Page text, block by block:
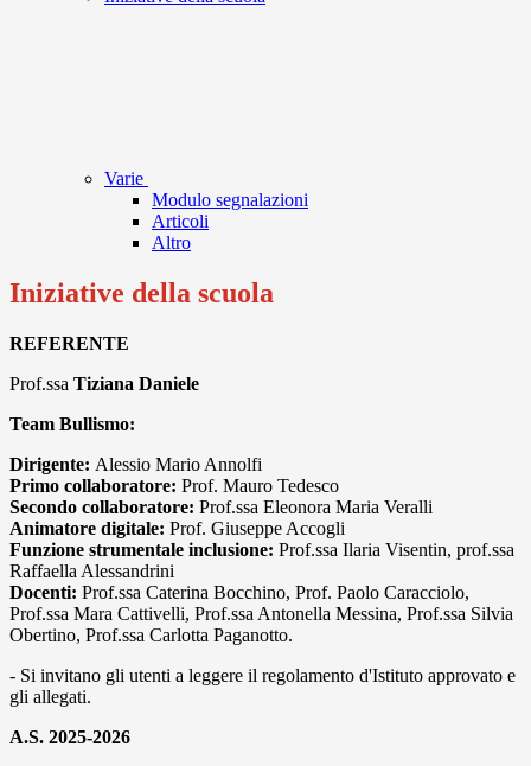
Varie
Modulo segnalazioni
Articoli
Altro
Iniziative della scuola
REFERENTE
Prof.ssa Tiziana Daniele
Team Bullismo:
Dirigente: Alessio Mario Annolfi
Primo collaboratore: Prof. Mauro Tedesco
Secondo collaboratore: Prof.ssa Eleonora Maria Veralli
Animatore digitale: Prof. Giuseppe Accogli
Funzione strumentale inclusione: Prof.ssa Ilaria Visentin, prof.ssa
Raffaella Alessandrini
Docenti: Prof.ssa Caterina Bocchino, Prof. Paolo Caracciolo,
Prof.ssa Mara Cattivelli, Prof.ssa Antonella Messina, Prof.ssa Silvia
Obertino, Prof.ssa Carlotta Paganotto.
- Si invitano gli utenti a leggere il regolamento d'Istituto approvato e
gli allegati.
A.S. 2025-2026